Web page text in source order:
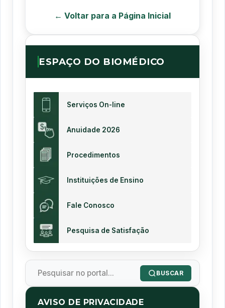
← Voltar para a Página Inicial
ESPAÇO DO BIOMÉDICO
Serviços On-line
Anuidade 2026
Procedimentos
Instituições de Ensino
Fale Conosco
Pesquisa de Satisfação
BUSCAR
AVISO DE PRIVACIDADE